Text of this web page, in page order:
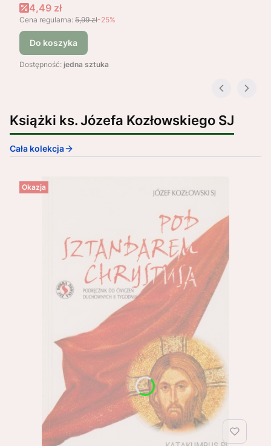
Cena promocyjna
4,49 zł
Cena regularna: 5,99 zł-25%
Do koszyka
Dostępność: jedna sztuka
Książki ks. Józefa Kozłowskiego SJ
Cała kolekcja
Okazja